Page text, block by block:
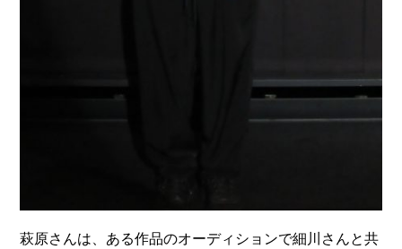
萩原さんは、ある作品のオーディションで細川さんと共